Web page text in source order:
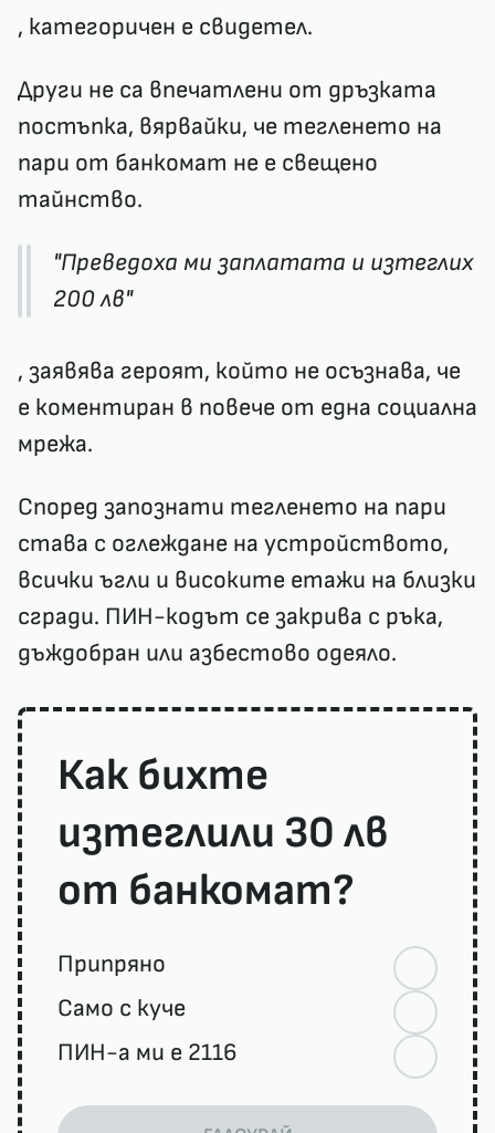
, категоричен е свидетел.
Други не са впечатлени от дръзката
постъпка, вярвайки, че тегленето на
пари от банкомат не е свещено
тайнство.
"Преведоха ми заплатата и изтеглих
200 лв"
, заявява героят, който не осъзнава, че
е коментиран в повече от една социална
мрежа.
Според запознати тегленето на пари
става с оглеждане на устройството,
всички ъгли и високите етажи на близки
сгради. ПИН-кодът се закрива с ръка,
дъждобран или азбестово одеяло.
Как бихте
изтеглили 30 лв
от банкомат?
Припряно
Само с куче
ПИН-а ми е 2116